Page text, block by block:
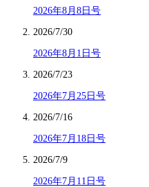
2026年8月8日号
2026/7/30
2026年8月1日号
2026/7/23
2026年7月25日号
2026/7/16
2026年7月18日号
2026/7/9
2026年7月11日号